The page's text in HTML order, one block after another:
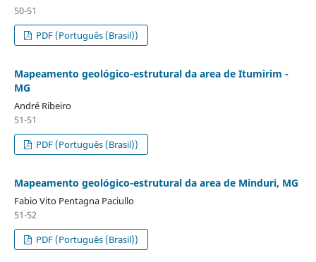
50-51
PDF (Português (Brasil))
Mapeamento geológico-estrutural da area de Itumirim -
MG
André Ribeiro
51-51
PDF (Português (Brasil))
Mapeamento geológico-estrutural da area de Minduri, MG
Fabio Vito Pentagna Paciullo
51-52
PDF (Português (Brasil))